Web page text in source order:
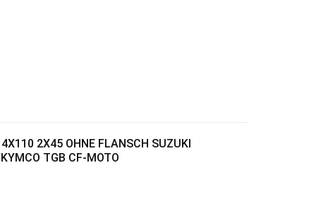
2X45 OHNE FLANSCH SUZUKI
TGB CF-MOTO